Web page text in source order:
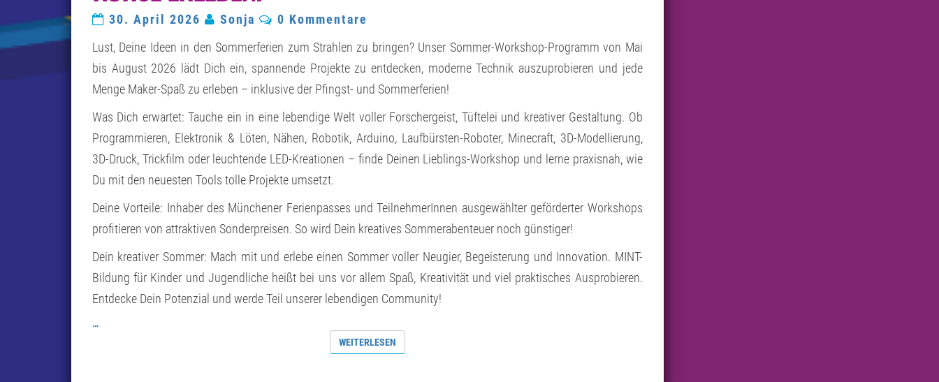
RLEBEN!
30. April 2026 Sonja Kommentare
0 Kommentare
Lust, Deine Ideen in den Sommerferien zum Strahlen zu bringen? Unser Sommer-Workshop-Programm von Mai
bis August 2026 lädt Dich ein, spannende Projekte zu entdecken, moderne Technik auszuprobieren und jede
Menge Maker-Spaß zu erleben – inklusive der Pfingst- und Sommerferien!
Was Dich erwartet: Tauche ein in eine lebendige Welt voller Forschergeist, Tüftelei und kreativer Gestaltung. Ob
Programmieren, Elektronik & Löten, Nähen, Robotik, Arduino, Laufbürsten-Roboter, Minecraft, 3D-Modellierung,
3D-Druck, Trickfilm oder leuchtende LED-Kreationen – finde Deinen Lieblings-Workshop und lerne praxisnah, wie
Du mit den neuesten Tools tolle Projekte umsetzt.
Deine Vorteile: Inhaber des Münchener Ferienpasses und TeilnehmerInnen ausgewählter geförderter Workshops
profitieren von attraktiven Sonderpreisen. So wird Dein kreatives Sommerabenteuer noch günstiger!
Dein kreativer Sommer: Mach mit und erlebe einen Sommer voller Neugier, Begeisterung und Innovation. MINT-
Bildung für Kinder und Jugendliche heißt bei uns vor allem Spaß, Kreativität und viel praktisches Ausprobieren.
Entdecke Dein Potenzial und werde Teil unserer lebendigen Community!
…
WEITERLESENWEITERLESEN